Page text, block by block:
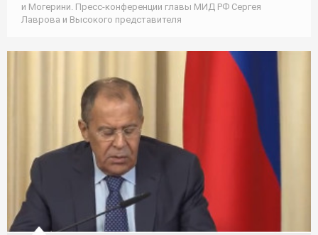
и Могерини. Пресс-конференции главы МИД РФ Сергея
Лаврова и Высокого представителя